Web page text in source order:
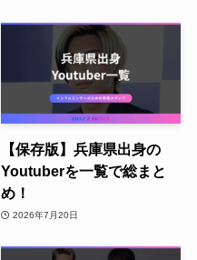
【保存版】兵庫県出身の
Youtuberを一覧で総まと
め！
2026年7月20日